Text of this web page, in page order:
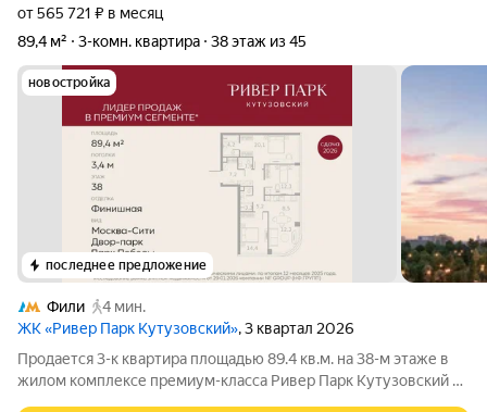
от 565 721 ₽ в месяц
89,4 м²
3-комн. квартира 38 этаж из 45
новостройка
последнее предложение
Фили
4 мин.
ЖК «Ривер Парк Кутузовский», 3 квартал 2026
Продается 3-к квартира площадью 89.4 кв.м. на 38-м этаже в
жилом комплексе премиум-класса Ривер Парк Кутузовский в